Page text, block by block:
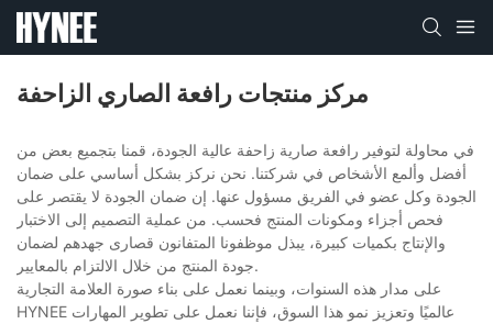
مركز منتجات رافعة الصاري الزاحفة
في محاولة لتوفير رافعة صارية زاحفة عالية الجودة، قمنا بتجميع بعض من
أفضل وألمع الأشخاص في شركتنا. نحن نركز بشكل أساسي على ضمان
الجودة وكل عضو في الفريق مسؤول عنها. إن ضمان الجودة لا يقتصر على
فحص أجزاء ومكونات المنتج فحسب. من عملية التصميم إلى الاختبار
والإنتاج بكميات كبيرة، يبذل موظفونا المتفانون قصارى جهدهم لضمان
جودة المنتج من خلال الالتزام بالمعايير.
على مدار هذه السنوات، وبينما نعمل على بناء صورة العلامة التجارية
HYNEE عالميًا وتعزيز نمو هذا السوق، فإننا نعمل على تطوير المهارات